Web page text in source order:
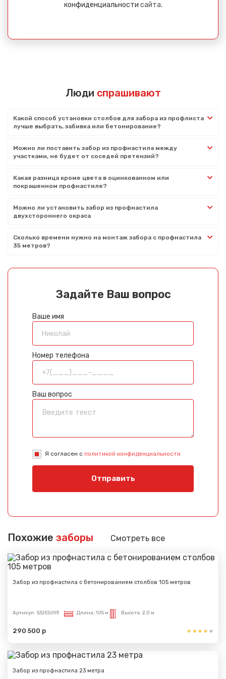
конфиденциальности сайта.
Люди спрашивают
Какой способ установки столбов для забора из профлиста
лучше выбрать, забивка или бетонирование?
Можно ли поставить забор из профнастила между
участками, не будет от соседей претензий?
Какая разница кроме цвета в оцинкованном или
покрашенном профнастиле?
Можно ли установить забор из профнастила
двухстороннего окраса
Сколько времени нужно на монтаж забора с профнастила
35 метров?
Задайте Ваш вопрос
Ваше имя
Номер телефона
Ваш вопрос
Я согласен с политикой конфиденциальности
Отправить
Похожие заборы Смотреть все
Забор из профнастила с бетонированием столбов 105 метров
Артикул: S32E5093 Длина: 105 м Высота: 2,0 м
290 500 р
Забор из профнастила 23 метра